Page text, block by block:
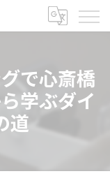
で心斎橋
学ぶダイ
道